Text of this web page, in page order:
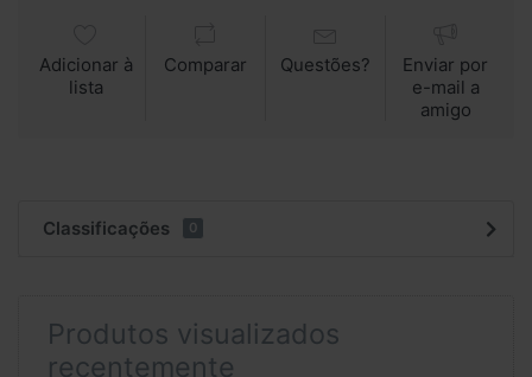
Adicionar à
lista
Comparar Questões?
Enviar por
e-mail a
amigo
Classificações 0
Produtos visualizados
recentemente